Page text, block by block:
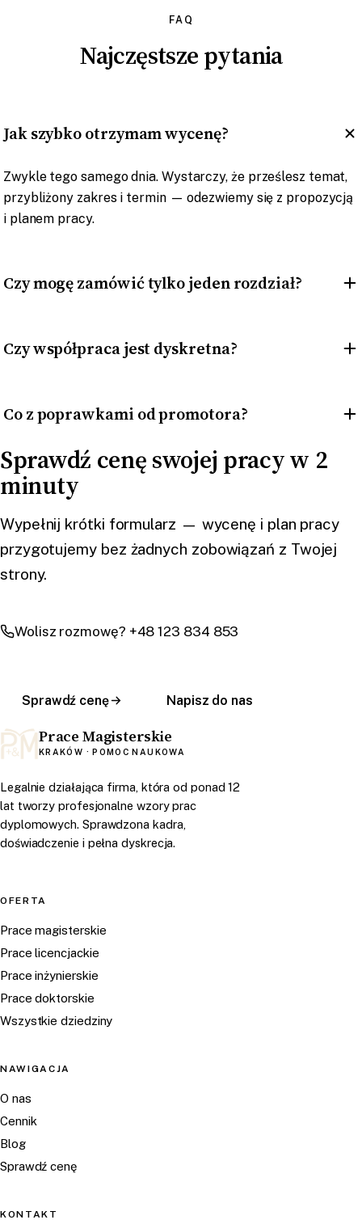
FAQ
Najczęstsze pytania
Jak szybko otrzymam wycenę?
Zwykle tego samego dnia. Wystarczy, że prześlesz temat,
przybliżony zakres i termin — odezwiemy się z propozycją
i planem pracy.
Czy mogę zamówić tylko jeden rozdział?
Czy współpraca jest dyskretna?
Co z poprawkami od promotora?
Sprawdź cenę swojej pracy w 2
minuty
Wypełnij krótki formularz — wycenę i plan pracy
przygotujemy bez żadnych zobowiązań z Twojej
strony.
Wolisz rozmowę? +48 123 834 853
Sprawdź cenę Napisz do nas
Prace Magisterskie
KRAKÓW · POMOC NAUKOWA
Legalnie działająca firma, która od ponad 12
lat tworzy profesjonalne wzory prac
dyplomowych. Sprawdzona kadra,
doświadczenie i pełna dyskrecja.
OFERTA
Prace magisterskie
Prace licencjackie
Prace inżynierskie
Prace doktorskie
Wszystkie dziedziny
NAWIGACJA
O nas
Cennik
Blog
Sprawdź cenę
KONTAKT